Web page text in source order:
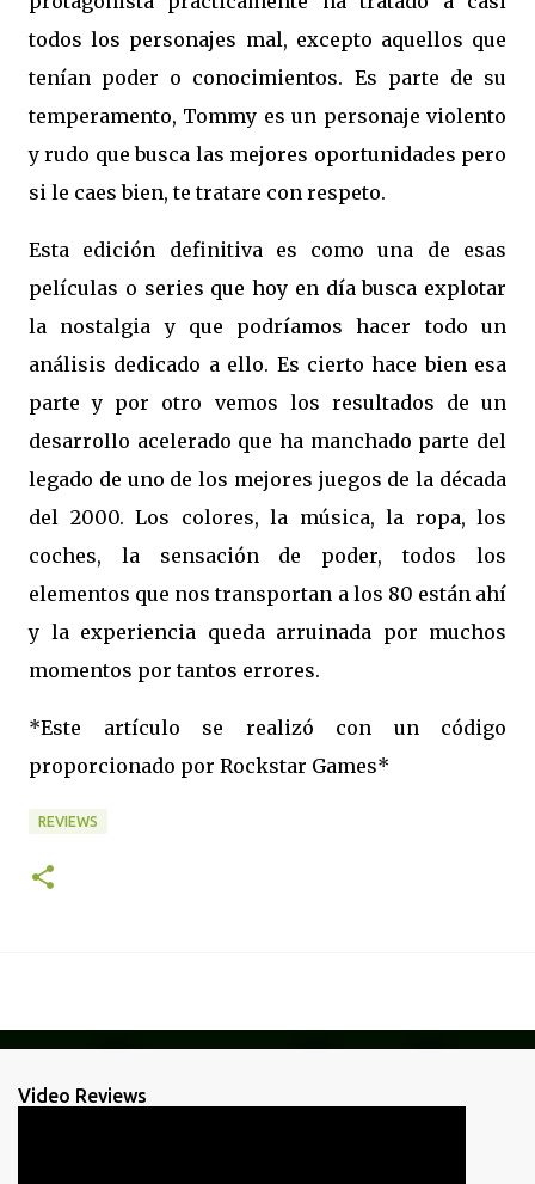
todos los personajes mal, excepto aquellos que
tenían poder o conocimientos. Es parte de su
temperamento, Tommy es un personaje violento
y rudo que busca las mejores oportunidades pero
si le caes bien, te tratare con respeto.
Esta edición definitiva es como una de esas
películas o series que hoy en día busca explotar
la nostalgia y que podríamos hacer todo un
análisis dedicado a ello. Es cierto hace bien esa
parte y por otro vemos los resultados de un
desarrollo acelerado que ha manchado parte del
legado de uno de los mejores juegos de la década
del 2000. Los colores, la música, la ropa, los
coches, la sensación de poder, todos los
elementos que nos transportan a los 80 están ahí
y la experiencia queda arruinada por muchos
momentos por tantos errores.
*Este artículo se realizó con un código
proporcionado por Rockstar Games*
REVIEWS
Video Reviews